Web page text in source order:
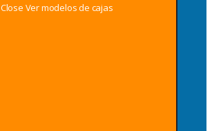
Close Ver modelos de cajas